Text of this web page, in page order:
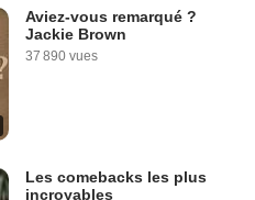
Aviez-vous remarqué ?
Jackie Brown
37 890 vues
Les comebacks les plus
incroyables